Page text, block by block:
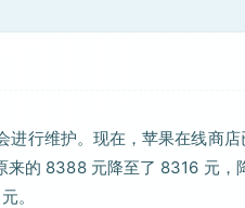
行维护。现在，苹果在线商
来的 8388 元降至了 8316 元
。